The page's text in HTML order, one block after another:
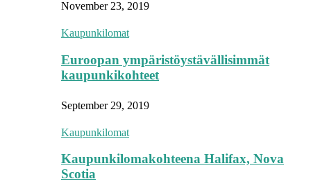
November 23, 2019
Kaupunkilomat
Euroopan ympäristöystävällisimmät
kaupunkikohteet
September 29, 2019
Kaupunkilomat
Kaupunkilomakohteena Halifax, Nova
Scotia